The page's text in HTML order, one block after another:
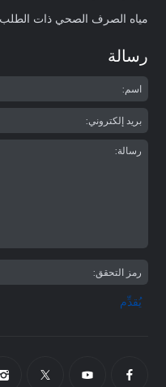
مياه الصرف الصحي ذات الطلب
رسالة
يُقدِّم